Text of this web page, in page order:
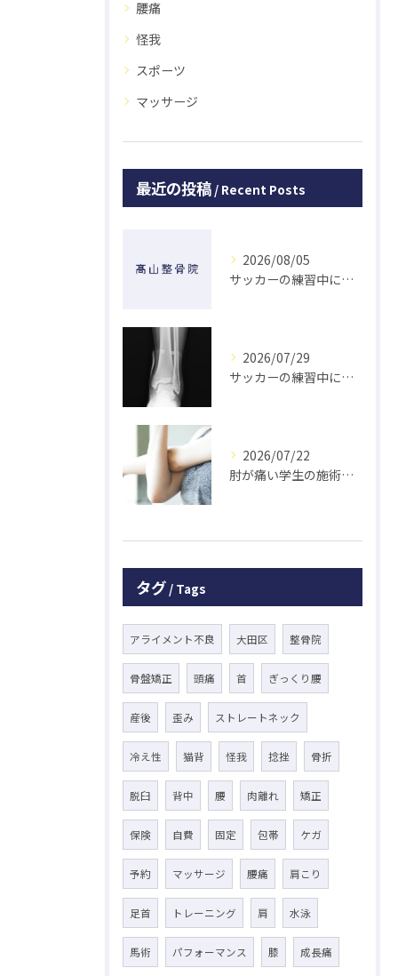
腰痛
怪我
スポーツ
マッサージ
最近の投稿 Recent Posts
2026/08/05
サッカーの練習中に指を突き指して怪我した学生の初回対応と施術 大鳥居にある整骨院
2026/07/29
サッカーの練習中に足の怪我をした学生の初回対応と施術 大鳥居にある整骨院
2026/07/22
肘が痛い学生の施術 大鳥居にある整骨院
タグ Tags
アライメント不良 大田区 整骨院
骨盤矯正 頭痛 首 ぎっくり腰
産後 歪み ストレートネック
冷え性 猫背 怪我 捻挫 骨折
脱臼 背中 腰 肉離れ 矯正
保険 自費 固定 包帯 ケガ
予約 マッサージ 腰痛 肩こり
足首 トレーニング 肩 水泳
馬術 パフォーマンス 膝 成長痛